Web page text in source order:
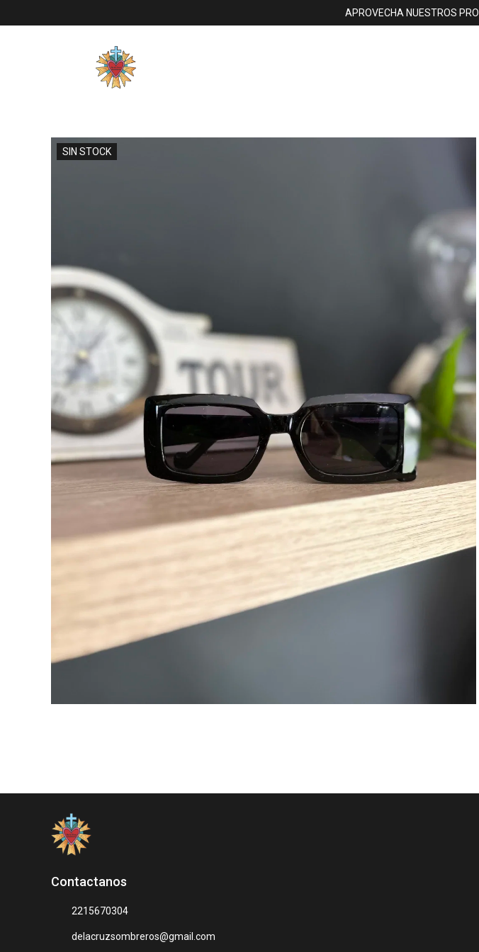
APROVECHA NUESTROS
SIN STOCK
Contactanos
2215670304
delacruzsombreros@gmail.com